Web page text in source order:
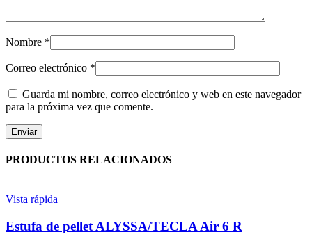
Nombre *
Correo electrónico *
Guarda mi nombre, correo electrónico y web en este navegador
para la próxima vez que comente.
PRODUCTOS RELACIONADOS
Vista rápida
Estufa de pellet ALYSSA/TECLA Air 6 R